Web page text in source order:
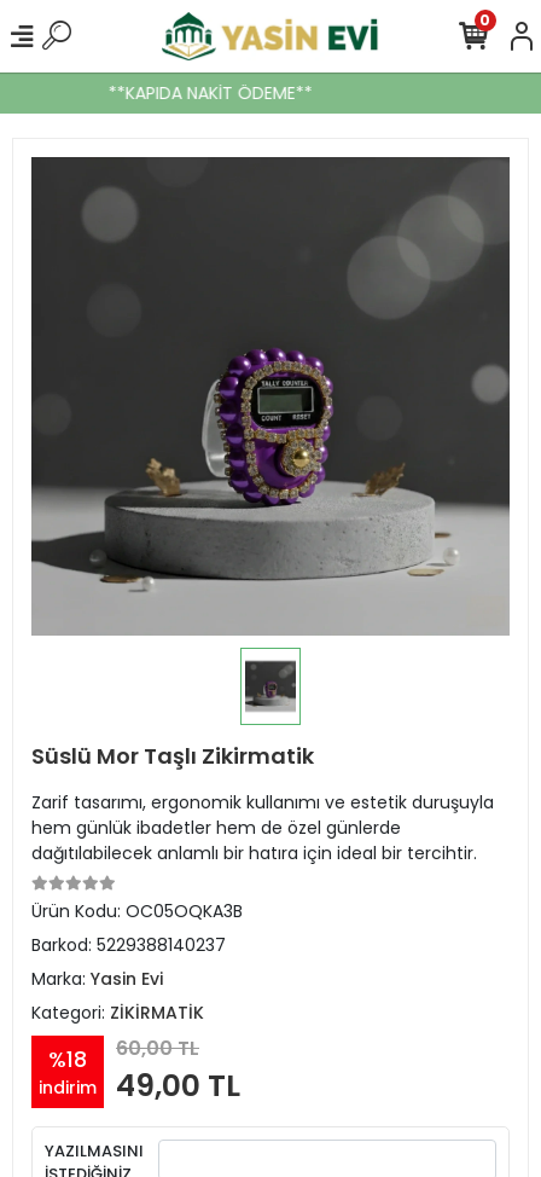
**KAPIDA NAKİT ÖDEME**
0
Süslü Mor Taşlı Zikirmatik
Zarif tasarımı, ergonomik kullanımı ve estetik duruşuyla
hem günlük ibadetler hem de özel günlerde
dağıtılabilecek anlamlı bir hatıra için ideal bir tercihtir.
Ürün Kodu: OC05OQKA3B
Barkod: 5229388140237
Marka: Yasin Evi
Kategori: ZİKİRMATİK
%18
indirim
60,00 TL
49,00 TL
YAZILMASINI